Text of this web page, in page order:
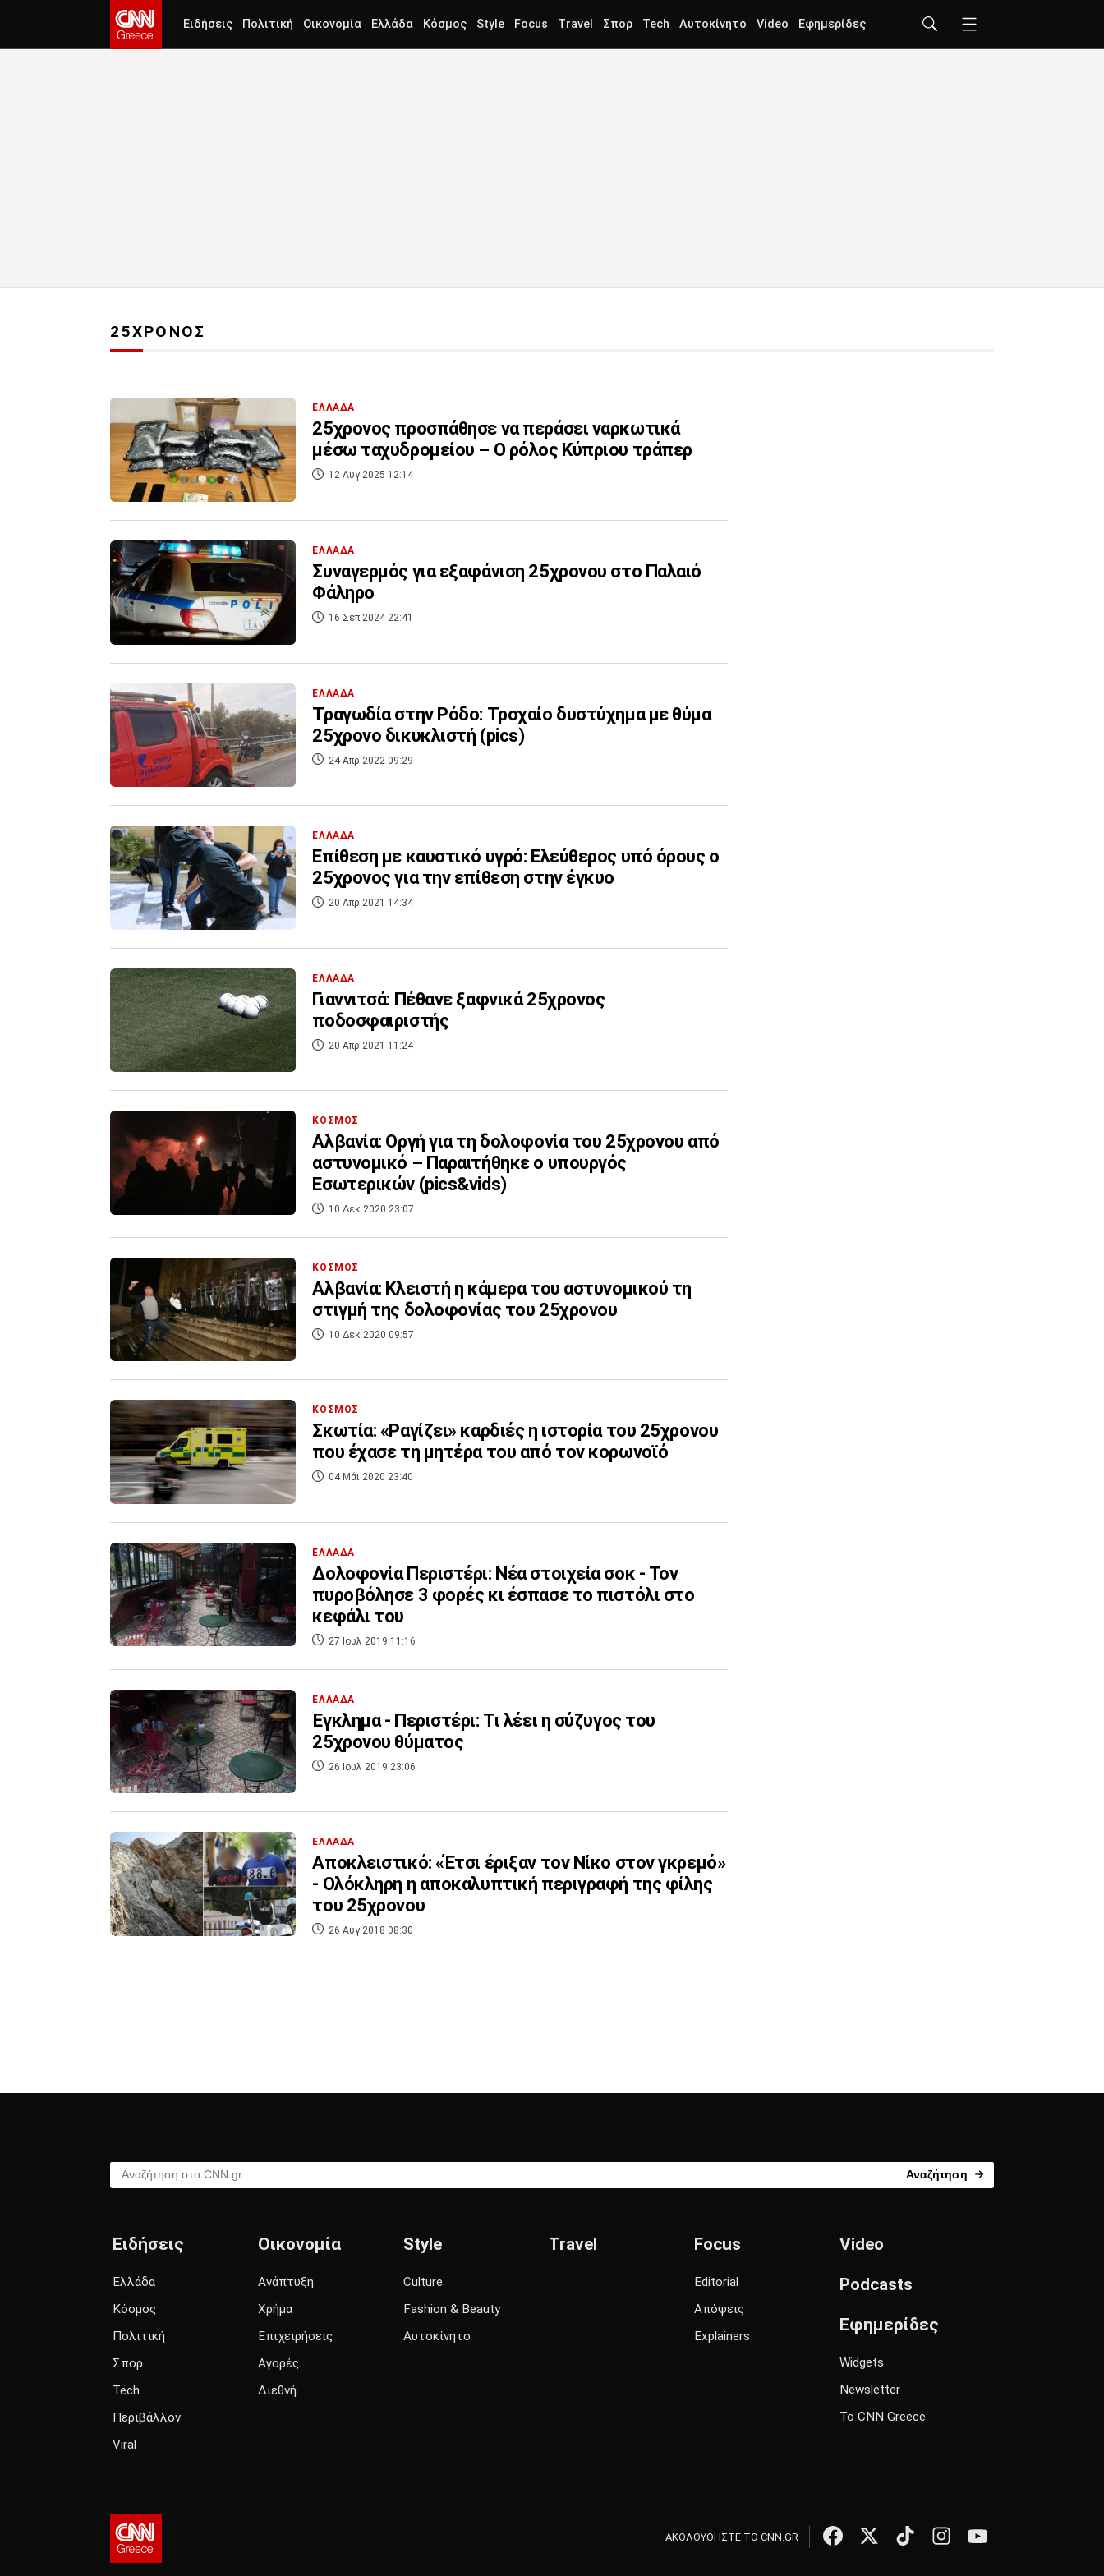
Ειδήσεις Πολιτική Οικονομία Ελλάδα Κόσμος Style Focus Travel Σπορ Tech Αυτοκίνητο Video Εφημερίδες
25ΧΡΟΝΟΣ
ΕΛΛΑΔΑ
25χρονος προσπάθησε να περάσει ναρκωτικά
μέσω ταχυδρομείου – Ο ρόλος Κύπριου τράπερ
12 Αυγ 2025 12:14
ΕΛΛΑΔΑ
Συναγερμός για εξαφάνιση 25χρονου στο Παλαιό
Φάληρο
16 Σεπ 2024 22:41
ΕΛΛΑΔΑ
Τραγωδία στην Ρόδο: Τροχαίο δυστύχημα με θύμα
25χρονο δικυκλιστή (pics)
24 Απρ 2022 09:29
ΕΛΛΑΔΑ
Επίθεση με καυστικό υγρό: Ελεύθερος υπό όρους ο
25χρονος για την επίθεση στην έγκυο
20 Απρ 2021 14:34
ΕΛΛΑΔΑ
Γιαννιτσά: Πέθανε ξαφνικά 25χρονος
ποδοσφαιριστής
20 Απρ 2021 11:24
ΚΟΣΜΟΣ
Αλβανία: Οργή για τη δολοφονία του 25χρονου από
αστυνομικό – Παραιτήθηκε ο υπουργός
Εσωτερικών (pics&vids)
10 Δεκ 2020 23:07
ΚΟΣΜΟΣ
Αλβανία: Κλειστή η κάμερα του αστυνομικού τη
στιγμή της δολοφονίας του 25χρονου
10 Δεκ 2020 09:57
ΚΟΣΜΟΣ
Σκωτία: «Ραγίζει» καρδιές η ιστορία του 25χρονου
που έχασε τη μητέρα του από τον κορωνοϊό
04 Μάι 2020 23:40
ΕΛΛΑΔΑ
Δολοφονία Περιστέρι: Νέα στοιχεία σοκ - Τον
πυροβόλησε 3 φορές κι έσπασε το πιστόλι στο
κεφάλι του
27 Ιουλ 2019 11:16
ΕΛΛΑΔΑ
Έγκλημα - Περιστέρι: Τι λέει η σύζυγος του
25χρονου θύματος
26 Ιουλ 2019 23:06
ΕΛΛΑΔΑ
Αποκλειστικό: «Έτσι έριξαν τον Νίκο στον γκρεμό»
- Ολόκληρη η αποκαλυπτική περιγραφή της φίλης
του 25χρονου
26 Αυγ 2018 08:30
Αναζήτηση στο CNN.gr Αναζήτηση
Ειδήσεις
Ελλάδα
Κόσμος
Πολιτική
Σπορ
Tech
Περιβάλλον
Viral
Οικονομία
Ανάπτυξη
Χρήμα
Επιχειρήσεις
Αγορές
Διεθνή
Style
Culture
Fashion & Beauty
Αυτοκίνητο
Travel Focus
Editorial
Απόψεις
Explainers
Video
Podcasts
Εφημερίδες
Widgets
Newsletter
Το CNN Greece
ΑΚΟΛΟΥΘΗΣΤΕ ΤΟ CNN.GR